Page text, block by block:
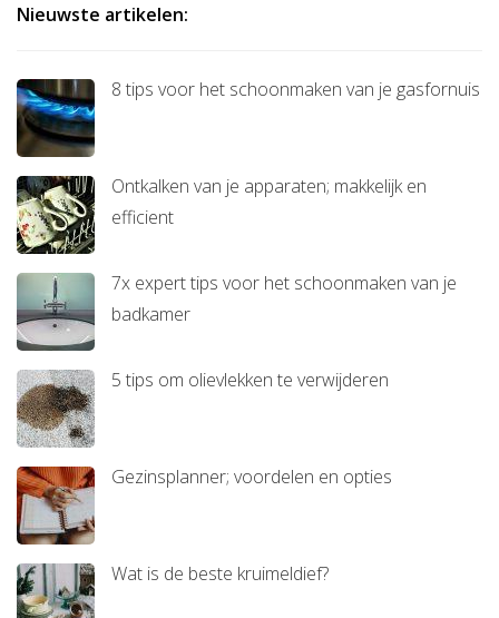
Nieuwste artikelen:
8 tips voor het schoonmaken van je gasfornuis
Ontkalken van je apparaten; makkelijk en
efficient
7x expert tips voor het schoonmaken van je
badkamer
5 tips om olievlekken te verwijderen
Gezinsplanner; voordelen en opties
Wat is de beste kruimeldief?